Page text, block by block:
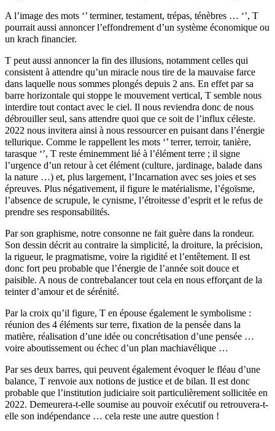
A l’image des mots ‘’ terminer, testament, trépas, ténèbres … ‘’, T
pourrait aussi annoncer l’effondrement d’un système économique ou
un krach financier.
T peut aussi annoncer la fin des illusions, notamment celles qui
consistent à attendre qu’un miracle nous tire de la mauvaise farce
dans laquelle nous sommes plongés depuis 2 ans. En effet par sa
barre horizontale qui stoppe le mouvement vertical, T semble nous
interdire tout contact avec le ciel. Il nous reviendra donc de nous
débrouiller seul, sans attendre quoi que ce soit de l’influx céleste.
2022 nous invitera ainsi à nous ressourcer en puisant dans l’énergie
tellurique. Comme le rappellent les mots ‘’ terrer, terroir, tanière,
tarasque ‘’, T reste éminemment lié à l’élément terre ; il signe
l’urgence d’un retour à cet élément (culture, jardinage, balade dans
la nature …) et, plus largement, l’Incarnation avec ses joies et ses
épreuves. Plus négativement, il figure le matérialisme, l’égoïsme,
l’absence de scrupule, le cynisme, l’étroitesse d’esprit et le refus de
prendre ses responsabilités.
Par son graphisme, notre consonne ne fait guère dans la rondeur.
Son dessin décrit au contraire la simplicité, la droiture, la précision,
la rigueur, le pragmatisme, voire la rigidité et l’entêtement. Il est
donc fort peu probable que l’énergie de l’année soit douce et
paisible. A nous de contrebalancer tout cela en nous efforçant de la
teinter d’amour et de sérénité.
Par la croix qu’il figure, T en épouse également le symbolisme :
réunion des 4 éléments sur terre, fixation de la pensée dans la
matière, réalisation d’une idée ou concrétisation d’une pensée …
voire aboutissement ou échec d’un plan machiavélique …
Par ses deux barres, qui peuvent également évoquer le fléau d’une
balance, T renvoie aux notions de justice et de bilan. Il est donc
probable que l’institution judiciaire soit particulièrement sollicitée en
2022. Demeurera-t-elle soumise au pouvoir exécutif ou retrouvera-t-
elle son indépendance … cela reste une autre question !